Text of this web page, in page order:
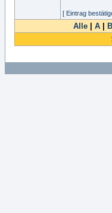
[ Eintrag
Alle A B